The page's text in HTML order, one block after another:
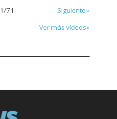
1/71
Siguiente»
Ver más vídeos»